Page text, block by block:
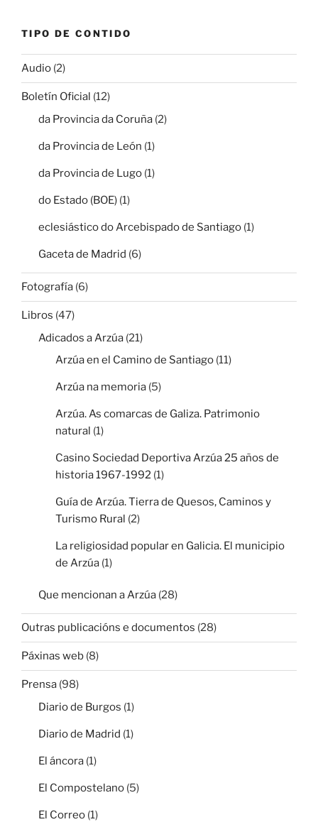
TIPO DE CONTIDO
Audio (2)
Boletín Oficial (12)
da Provincia da Coruña (2)
da Provincia de León (1)
da Provincia de Lugo (1)
do Estado (BOE) (1)
eclesiástico do Arcebispado de Santiago (1)
Gaceta de Madrid (6)
Fotografía (6)
Libros (47)
Adicados a Arzúa (21)
Arzúa en el Camino de Santiago (11)
Arzúa na memoria (5)
Arzúa. As comarcas de Galiza. Patrimonio
natural (1)
Casino Sociedad Deportiva Arzúa 25 años de
historia 1967-1992 (1)
Guía de Arzúa. Tierra de Quesos, Caminos y
Turismo Rural (2)
La religiosidad popular en Galicia. El municipio
de Arzúa (1)
Que mencionan a Arzúa (28)
Outras publicacións e documentos (28)
Páxinas web (8)
Prensa (98)
Diario de Burgos (1)
Diario de Madrid (1)
El áncora (1)
El Compostelano (5)
El Correo (1)